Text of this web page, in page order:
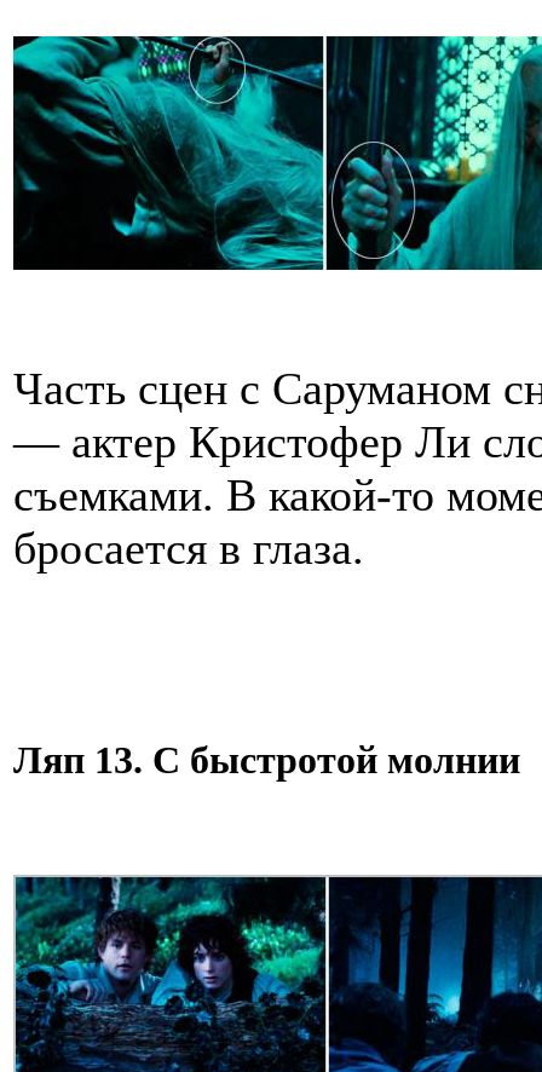
Часть сцен с Саруманом
— актер Кристофер Ли
съемками. В какой-то
бросается в глаза.
Ляп 13. С быстротой молнии